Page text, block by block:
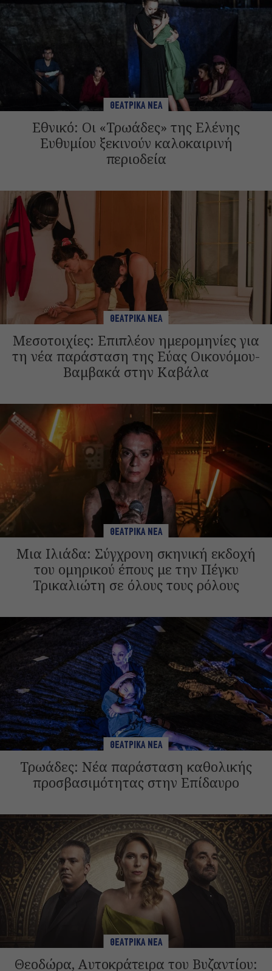
ΘΕΑΤΡΙΚΑ ΝΕΑ
Εθνικό: Οι «Τρωάδες» της Ελένης
Ευθυμίου ξεκινούν καλοκαιρινή
περιοδεία
ΘΕΑΤΡΙΚΑ ΝΕΑ
Μεσοτοιχίες: Επιπλέον ημερομηνίες για
τη νέα παράσταση της Εύας Οικονόμου-
Βαμβακά στην Καβάλα
ΘΕΑΤΡΙΚΑ ΝΕΑ
Μια Ιλιάδα: Σύγχρονη σκηνική εκδοχή
του ομηρικού έπους με την Πέγκυ
Τρικαλιώτη σε όλους τους ρόλους
ΘΕΑΤΡΙΚΑ ΝΕΑ
Τρωάδες: Νέα παράσταση καθολικής
προσβασιμότητας στην Επίδαυρο
ΘΕΑΤΡΙΚΑ ΝΕΑ
Θεοδώρα, Αυτοκράτειρα του Βυζαντίου: